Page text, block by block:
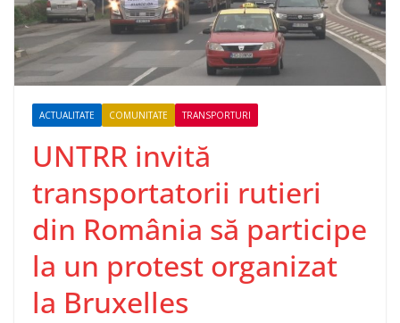
ACTUALITATE COMUNITATE TRANSPORTURI
UNTRR invită
transportatorii rutieri
din România să participe
la un protest organizat
la Bruxelles